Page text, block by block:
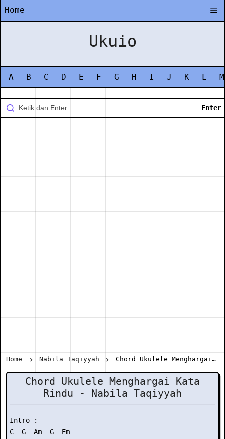
Home
Ukuio
A B C D E F G H I J K L M
Home Nabila Taqiyyah Chord Ukulele Menghargai Kata Rindu - Nabila Taqiyyah
Chord Ukulele Menghargai Kata
Rindu - Nabila Taqiyyah
Intro :
C  G  Am  G  Em